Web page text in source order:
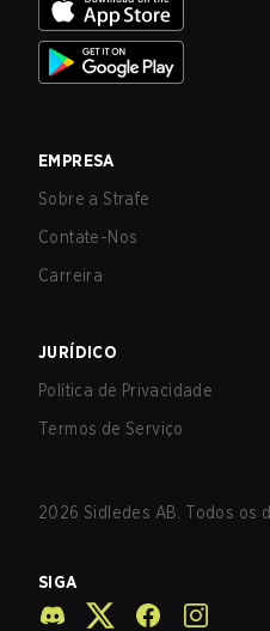
EMPRESA
Sobre a Strafe
Contate-Nos
Carreira
JURÍDICO
Política de Privacidade
Termos de Serviço
2026 Sidledes AB. Todos os
SIGA